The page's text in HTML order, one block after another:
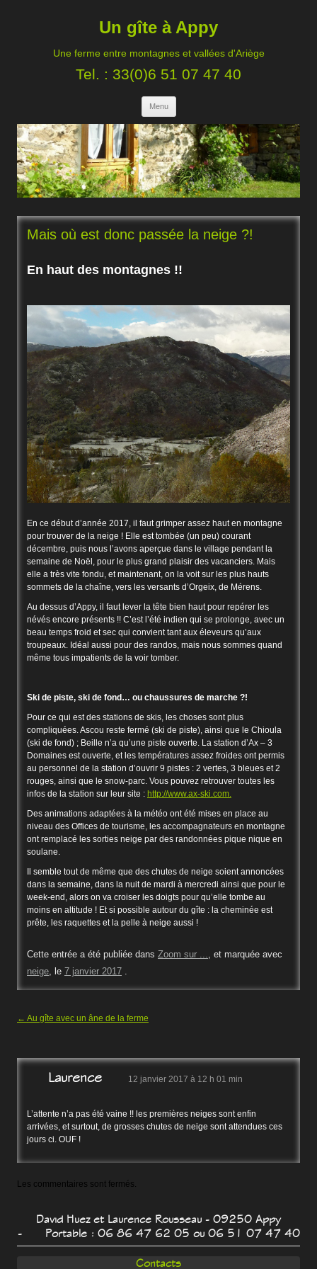
Un gîte à Appy
Une ferme entre montagnes et vallées d'Ariège
Tel. : 33(0)6 51 07 47 40
Menu
Aller au contenu principal
Mais où est donc passée la neige ?!
En haut des montagnes !!
En ce début d’année 2017, il faut grimper assez haut en montagne
pour trouver de la neige ! Elle est tombée (un peu) courant
décembre, puis nous l’avons aperçue dans le village pendant la
semaine de Noël, pour le plus grand plaisir des vacanciers. Mais
elle a très vite fondu, et maintenant, on la voit sur les plus hauts
sommets de la chaîne, vers les versants d’Orgeix, de Mérens.
Au dessus d’Appy, il faut lever la tête bien haut pour repérer les
névés encore présents !! C’est l’été indien qui se prolonge, avec un
beau temps froid et sec qui convient tant aux éleveurs qu’aux
troupeaux. Idéal aussi pour des randos, mais nous sommes quand
même tous impatients de la voir tomber.
Ski de piste, ski de fond… ou chaussures de marche ?!
Pour ce qui est des stations de skis, les choses sont plus
compliquées. Ascou reste fermé (ski de piste), ainsi que le Chioula
(ski de fond) ; Beille n’a qu’une piste ouverte. La station d’Ax – 3
Domaines est ouverte, et les températures assez froides ont permis
au personnel de la station d’ouvrir 9 pistes : 2 vertes, 3 bleues et 2
rouges, ainsi que le snow-parc. Vous pouvez retrouver toutes les
infos de la station sur leur site : http://www.ax-ski.com.
Des animations adaptées à la météo ont été mises en place au
niveau des Offices de tourisme, les accompagnateurs en montagne
ont remplacé les sorties neige par des randonnées pique nique en
soulane.
Il semble tout de même que des chutes de neige soient annoncées
dans la semaine, dans la nuit de mardi à mercredi ainsi que pour le
week-end, alors on va croiser les doigts pour qu’elle tombe au
moins en altitude ! Et si possible autour du gîte : la cheminée est
prête, les raquettes et la pelle à neige aussi !
Cette entrée a été publiée dans Zoom sur ..., et marquée avec
neige, le 7 janvier 2017 .
Navigation des articles
← Au gîte avec un âne de la ferme
Laurence 12 janvier 2017 à 12 h 01 min
L’attente n’a pas été vaine !! les premières neiges sont enfin
arrivées, et surtout, de grosses chutes de neige sont attendues ces
jours ci. OUF !
Les commentaires sont fermés.
David Huez et Laurence Rousseau - 09250 Appy
- Portable : 06 86 47 62 05 ou 06 51 07 47 40
Contacts